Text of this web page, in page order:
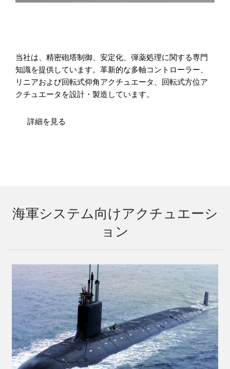
当社は、精密砲塔制御、安定化、弾薬処理に関する専門
知識を提供しています。革新的な多軸コントローラー、
リニアおよび回転式仰角アクチュエータ、回転式方位ア
クチュエータを設計・製造しています。
詳細を見る
海軍システム向けアクチュエーシ
ョン